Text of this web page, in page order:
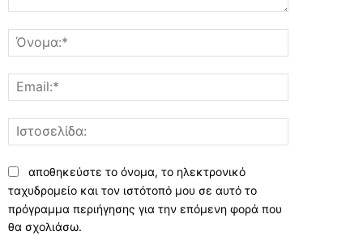
αποθηκεύστε το όνομα, το ηλεκτρονικό
ταχυδρομείο και τον ιστότοπό μου σε αυτό το
πρόγραμμα περιήγησης για την επόμενη φορά που
θα σχολιάσω.